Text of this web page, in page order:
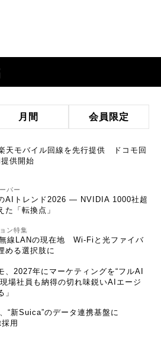
月間 会員限定
天モバイル回線を先行提供 ドコモ回
供開始
パー
AIトレンド2026 ― NVIDIA 1000社超
た「転換点」
ン特集
線LANの現在地 Wi-Fiと光ファイバ
める選択肢に
、2027年にマーケティングを“フルAI
場社員も納得の切れ味鋭いAIエージ
」
“新Suica”のデータ連携基盤に
用